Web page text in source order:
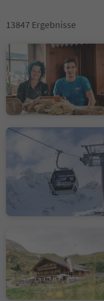
13847 Ergebnisse